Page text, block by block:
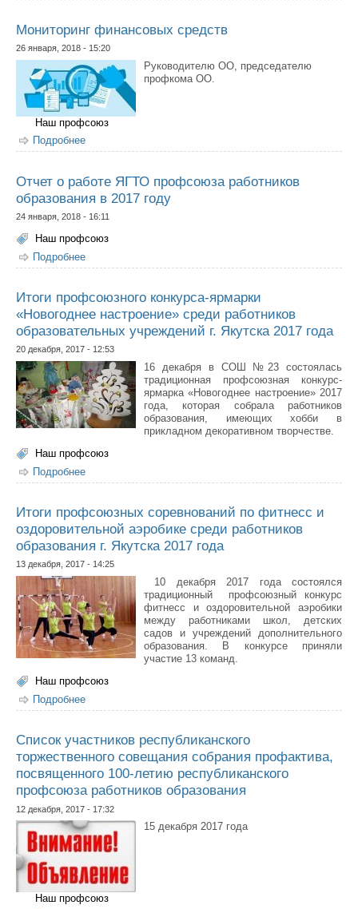
Мониторинг финансовых средств
26 января, 2018 - 15:20
Руководителю ОО, председателю
профкома ОО.
Наш профсоюз
Подробнее
Отчет о работе ЯГТО профсоюза работников
образования в 2017 году
24 января, 2018 - 16:11
Наш профсоюз
Подробнее
образования в 2017 году
Итоги профсоюзного конкурса-ярмарки
«Новогоднее настроение» среди работников
образовательных учреждений г. Якутска 2017 года
20 декабря, 2017 - 12:53
16 декабря в СОШ №23 состоялась
традиционная профсоюзная конкурс-
ярмарка «Новогоднее настроение» 2017
года, которая собрала работников
образования, имеющих хобби в
прикладном декоративном творчестве.
Наш профсоюз
Подробнее
настроение» среди работников образовательных
Итоги профсоюзных соревнований по фитнесс и
оздоровительной аэробике среди работников
образования г. Якутска 2017 года
13 декабря, 2017 - 14:25
10 декабря 2017 года состоялся
традиционный профсоюзный конкурс
фитнесс и оздоровительной аэробики
между работниками школ, детских
садов и учреждений дополнительного
образования. В конкурсе приняли
участие 13 команд.
Наш профсоюз
Подробнее
оздоровительной аэробике среди работников
Список участников республиканского
торжественного совещания собрания профактива,
посвященного 100-летию республиканского
профсоюза работников образования
12 декабря, 2017 - 17:32
15 декабря 2017 года
Наш профсоюз